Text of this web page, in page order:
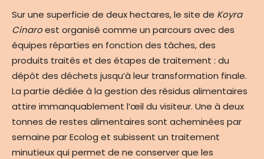
Sur une superficie de deux hectares, le site de Koyra
Cinaroest organisé comme un parcours avec des
équipes réparties en fonction des tâches, des
produits traités et des étapes de traitement : du
dépôt des déchets jusqu’à leur transformation finale.
La partie dédiée à la gestion des résidus alimentaires
attire immanquablement l’œil du visiteur. Une à deux
tonnes de restes alimentaires sont acheminées par
semaine par Ecolog et subissent un traitement
minutieux qui permet de ne conserver que les